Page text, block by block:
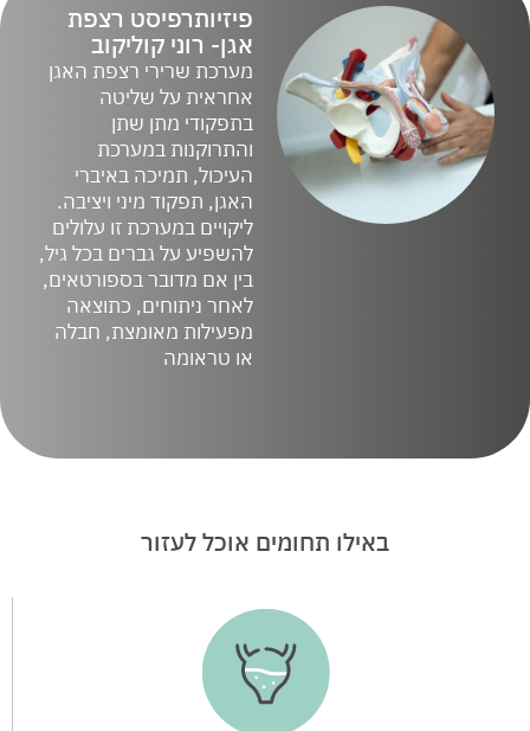
פיזיותרפיסט רצפת
אגן- רוני קוליקוב
מערכת שרירי רצפת האגן
אחראית על שליטה
בתפקודי מתן שתן
והתרוקנות במערכת
העיכול, תמיכה באיברי
האגן, תפקוד מיני ויציבה.
ליקויים במערכת זו עלולים
להשפיע על גברים בכל גיל,
בין אם מדובר בספורטאים,
לאחר ניתוחים, כתוצאה
מפעילות מאומצת, חבלה
או טראומה
באילו תחומים אוכל לעזור